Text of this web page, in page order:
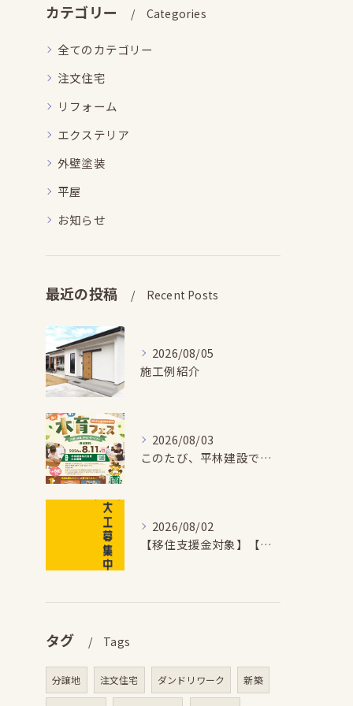
カテゴリー Categories
全てのカテゴリー
注文住宅
リフォーム
エクステリア
外壁塗装
平屋
お知らせ
最近の投稿 Recent Posts
2026/08/05
施工例紹介
2026/08/03
このたび、平林建設では、お子さまが木とふれあい・木について学...
2026/08/02
【移住支援金対象】【未経験歓迎】大多喜町で「見えないところも...
タグ Tags
分譲地 注文住宅 ダンドリワーク 新築